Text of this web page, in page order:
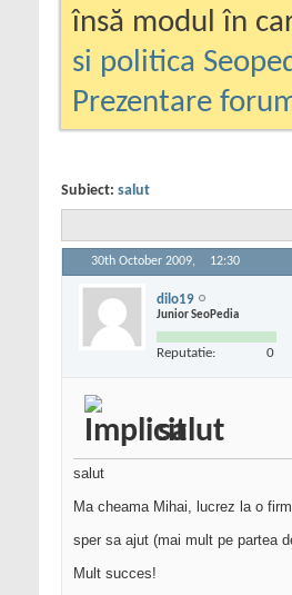
însă modul în
si politica
Prezentare
Subiect: salut
30th October 2009, 12:30
dilo19
Junior SeoPedia
Reputatie: 0
salut
salut
Ma cheama Mihai, lucrez la o
sper sa ajut (mai mult pe partea
Mult succes!